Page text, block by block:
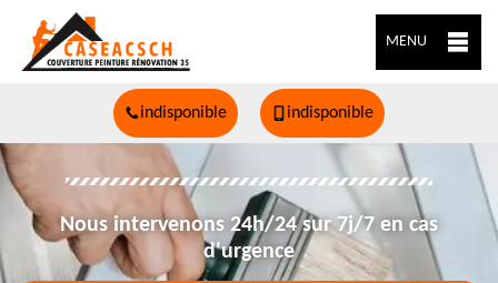
MENU
indisponible indisponible
Nous intervenons 24h/24 sur 7j/7 en cas
d'urgence